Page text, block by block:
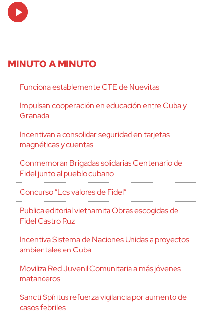
Audio
Player
MINUTO A MINUTO
Funciona establemente CTE de Nuevitas
Impulsan cooperación en educación entre Cuba y
Granada
Incentivan a consolidar seguridad en tarjetas
magnéticas y cuentas
Conmemoran Brigadas solidarias Centenario de
Fidel junto al pueblo cubano
Concurso “Los valores de Fidel”
Publica editorial vietnamita Obras escogidas de
Fidel Castro Ruz
Incentiva Sistema de Naciones Unidas a proyectos
ambientales en Cuba
Moviliza Red Juvenil Comunitaria a más jóvenes
matanceros
Sancti Spíritus refuerza vigilancia por aumento de
casos febriles